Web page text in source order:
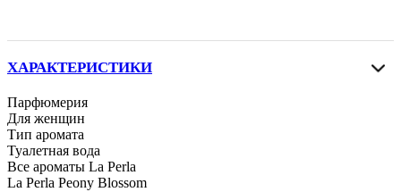
ХАРАКТЕРИСТИКИ
Парфюмерия
Для женщин
Тип аромата
Туалетная вода
Все ароматы La Perla
La Perla Peony Blossom